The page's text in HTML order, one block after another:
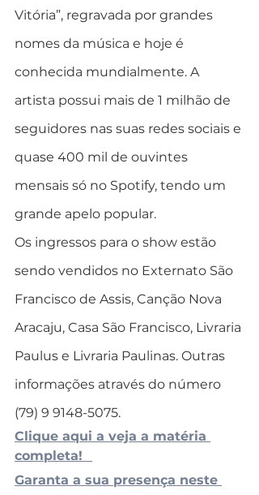
Vitória”, regravada por grandes
nomes da música e hoje é
conhecida mundialmente. A
artista possui mais de 1 milhão de
seguidores nas suas redes sociais e
quase 400 mil de ouvintes
mensais só no Spotify, tendo um
grande apelo popular.
Os ingressos para o show estão
sendo vendidos no Externato São
Francisco de Assis, Canção Nova
Aracaju, Casa São Francisco, Livraria
Paulus e Livraria Paulinas. Outras
informações através do número
(79) 9 9148-5075.
Clique aqui a veja a matéria
completa!
Garanta a sua presença neste